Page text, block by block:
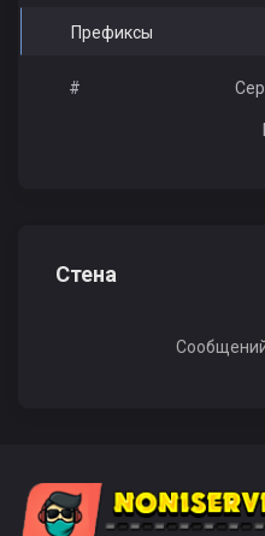
Префиксы
#
Стена